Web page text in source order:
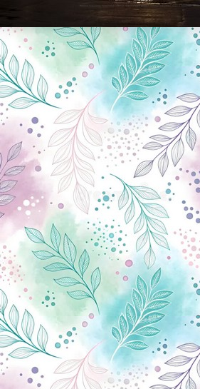
Новини Чернігова, Чернігівські новини, Чернігівський формат, новини Чернігова, події в Чернігові: